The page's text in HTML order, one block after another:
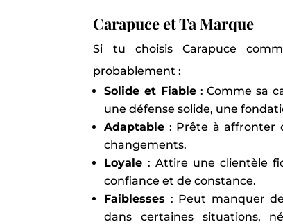
Carapuce et Ta Marque
Si tu choisis Carapuce
probablement :
Solide et Fiable: Comme sa
une défense solide, une
Adaptable : Prête à affronter
changements.
Loyale : Attire une clientèle
confiance et de constance.
Faiblesses : Peut manquer
dans certaines situations,